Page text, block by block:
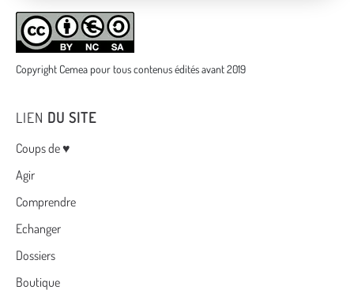
Copyright Cemea pour tous contenus édités avant 2019
LIEN DU SITE
Menu
Coups de ♥
Agir
Comprendre
Echanger
Dossiers
Boutique